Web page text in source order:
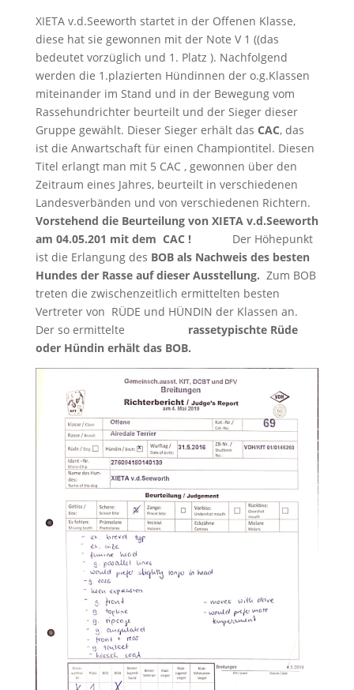
XIETA v.d.Seeworth startet in der Offenen Klasse,
diese hat sie gewonnen mit der Note V 1 ((das
bedeutet vorzüglich und 1. Platz ). Nachfolgend
werden die 1.plazierten Hündinnen der o.g.Klassen
miteinander im Stand und in der Bewegung vom
Rassehundrichter beurteilt und der Sieger dieser
Gruppe gewählt. Dieser Sieger erhält das CAC, das
ist die Anwartschaft für einen Championtitel. Diesen
Titel erlangt man mit 5 CAC , gewonnen über den
Zeitraum eines Jahres, beurteilt in verschiedenen
Landesverbänden und von verschiedenen Richtern.
Vorstehend die Beurteilung von XIETA v.d.Seeworth
am 04.05.201 mit dem CAC !
Der Höhepunkt
ist die Erlangung des BOB als Nachweis des besten
Hundes der Rasse auf dieser Ausstellung. Zum BOB
treten die zwischenzeitlich ermittelten besten
Vertreter von RÜDE und HÜNDIN der Klassen an.
Der so ermittelte
rassetypischte Rüde
oder Hündin erhält das BOB.